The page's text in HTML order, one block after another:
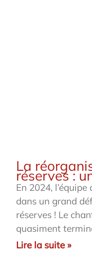
La
réserves :
En 2024,
dans un grand
réserves ! Le
quasiment
Lire la suite »